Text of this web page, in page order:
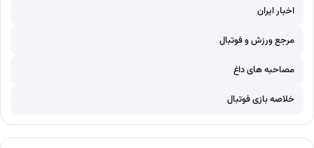
اخبار ایران
مرجع ورزش و فوتبال
مصاحبه های داغ
خلاصه بازی فوتبال